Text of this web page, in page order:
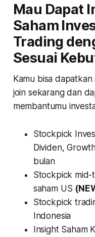
Mau Dapat
Saham
Trading
Sesuai
Kamu bisa
join sekarang dan
membantumu
Stockpick
Dividen,
bulan
Stockpick
saham US
Stockpick
Indonesia
Insight Saham